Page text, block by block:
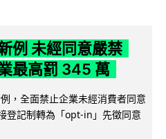
例 未經同意嚴禁
最高罰 345 萬
，全面禁止企業未經消費者同意
登記制轉為「opt-in」先徵同意